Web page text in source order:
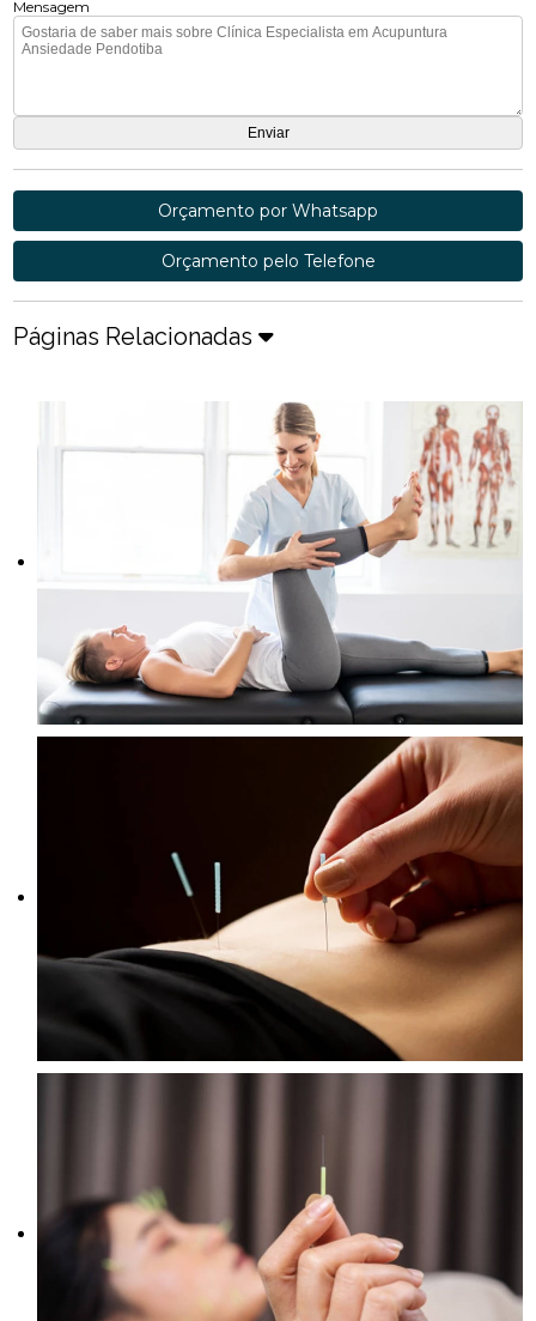
Mensagem
Orçamento por Whatsapp
Orçamento pelo Telefone
Páginas Relacionadas